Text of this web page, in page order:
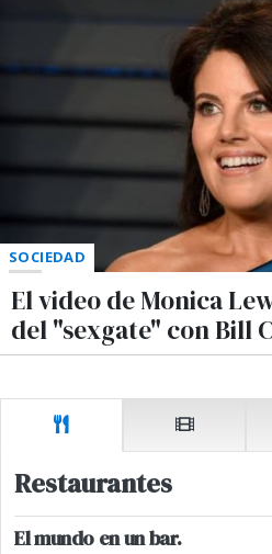
SOCIEDAD
El video de Monica
del "sexgate" con Bill
Restaurantes
El mundo en un bar.